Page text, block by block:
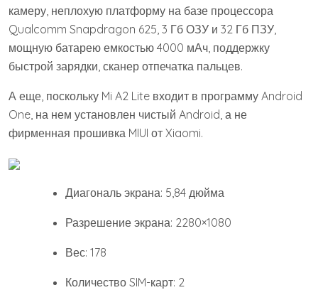
камеру, неплохую платформу на базе процессора
Qualcomm Snapdragon 625, 3 Гб ОЗУ и 32 Гб ПЗУ,
мощную батарею емкостью 4000 мАч, поддержку
быстрой зарядки, сканер отпечатка пальцев.
А еще, поскольку Mi A2 Lite входит в программу Android
One, на нем установлен чистый Android, а не
фирменная прошивка MIUI от Xiaomi.
Диагональ экрана: 5,84 дюйма
Разрешение экрана: 2280×1080
Вес: 178
Количество SIM-карт: 2